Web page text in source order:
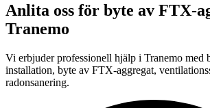
Anlita oss för byte av FTX-
Tranemo
Vi erbjuder professionell hjälp i Tranemo med
installation, byte av FTX-aggregat,
radonsanering.